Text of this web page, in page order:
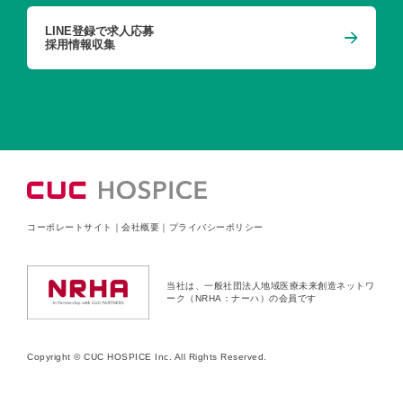
LINE登録で求人応募
採用情報収集
コーポレートサイト ｜ 会社概要 ｜ プライバシーポリシー
当社は、一般社団法人地域医療未来創造ネットワ
ーク（NRHA：ナーハ）の会員です
Copyright © CUC HOSPICE Inc. All Rights Reserved.